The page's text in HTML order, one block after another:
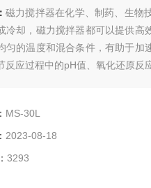
磁力搅拌器在化学、制药、生物
冷却，磁力搅拌器都可以提供
匀的温度和混合条件，有助于加
反应过程中的pH值、氧化还原反
MS-30L
2023-08-18
3293